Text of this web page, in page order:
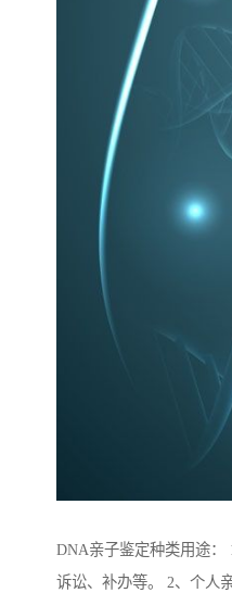
DNA亲子鉴定种类用途：
诉讼、补办等。 2、个人